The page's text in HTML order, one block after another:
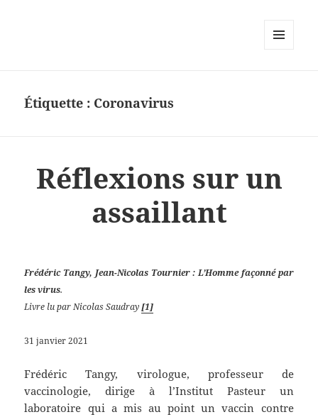
Étiquette : Coronavirus
Réflexions sur un
assaillant
Frédéric Tangy, Jean-Nicolas Tournier : L’Homme façonné par
les virus.
Livre lu par Nicolas Saudray[1]
31 janvier 2021
Frédéric Tangy, virologue, professeur de
vaccinologie, dirige à l’Institut Pasteur un
laboratoire qui a mis au point un vaccin contre